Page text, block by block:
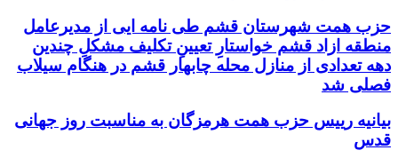
حزب همت شهرستان قشم طی نامه ایی از مدیرعامل
منطقه ازاد قشم خواستارِ تعیینِ تکلیف مشکلِ چندین
دهه تعدادی از منازل محله چابهار قشم در هنگام سیلاب
فصلی شد
بیانیه رییس حزب همت هرمزگان به مناسبت روز جهانی
قدس